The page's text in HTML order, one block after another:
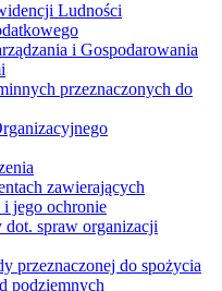
Ludności
i Gospodarowania
przeznaczonych do
zawierających
jego ochronie
dot. spraw organizacji
przeznaczonej do spożycia
podziemnych